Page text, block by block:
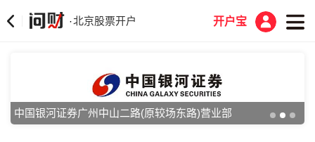
·北京股票开户 开户宝
中国银河证券广州中山二路(原较场东路)营业部